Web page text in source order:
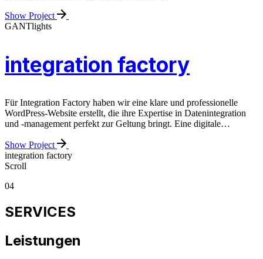
Show Project
GANTlights
integration factory
Für Integration Factory haben wir eine klare und professionelle
WordPress-Website erstellt, die ihre Expertise in Datenintegration
und -management perfekt zur Geltung bringt. Eine digitale…
Show Project
integration factory
Scroll
04
SERVICES
Leistungen